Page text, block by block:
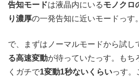
告知モードは液晶内にいるモノクロ
り濃厚の一発告知に近いモードっす。
で、まずはノーマルモードから試し
る高速変動が待っていたっす。もち
くガチで1変動1秒ないくらいっす。